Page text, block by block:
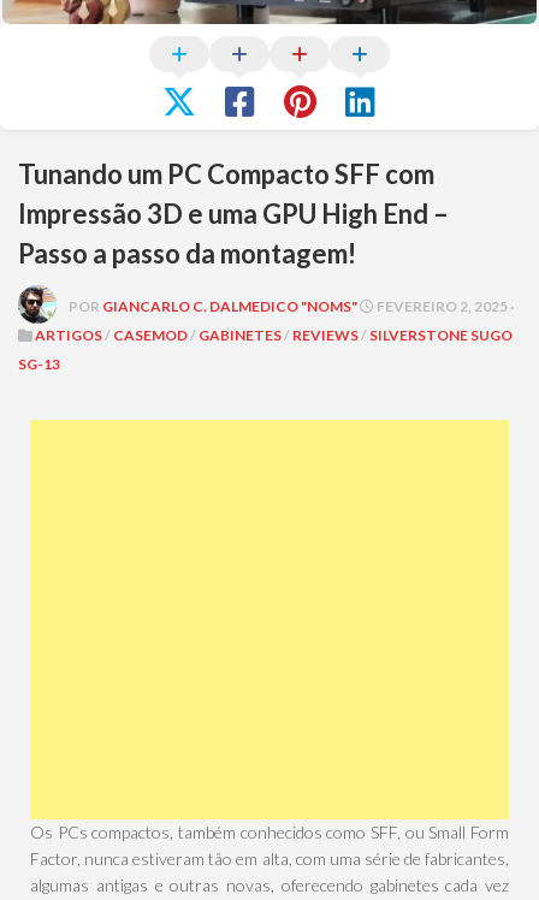
Tunando um PC Compacto SFF com
Impressão 3D e uma GPU High End –
Passo a passo da montagem!
POR GIANCARLO C. DALMEDICO "NOMS"
FEVEREIRO 2, 2025 ·
ARTIGOS/ CASEMOD/ GABINETES/ REVIEWS/ SILVERSTONE SUGO
SG-13
Os PCs compactos, também conhecidos como SFF, ou Small Form
Factor, nunca estiveram tão em alta, com uma série de fabricantes,
algumas antigas e outras novas, oferecendo gabinetes cada vez